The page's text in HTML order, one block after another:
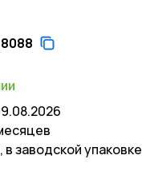
заводской упаковке